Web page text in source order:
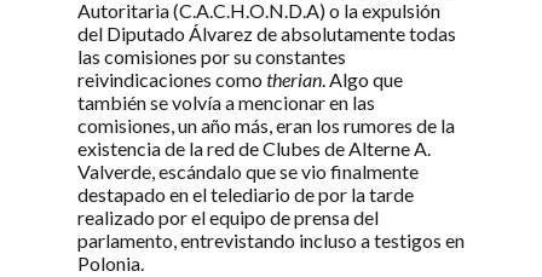
Autoritaria (C.A.C.H.O.N.D.A) o la expulsión
del Diputado Álvarez de absolutamente todas
las comisiones por su constantes
reivindicaciones como therian. Algo que
también se volvía a mencionar en las
comisiones, un año más, eran los rumores de la
existencia de la red de Clubes de Alterne A.
Valverde, escándalo que se vio finalmente
destapado en el telediario de por la tarde
realizado por el equipo de prensa del
parlamento, entrevistando incluso a testigos en
Polonia.